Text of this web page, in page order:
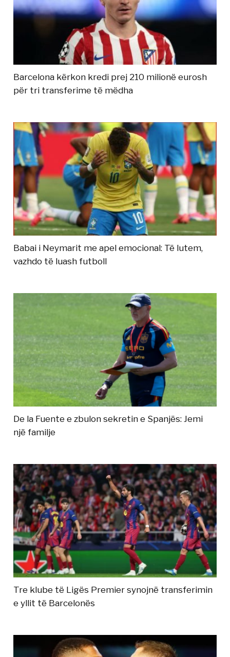
Barcelona kërkon kredi prej 210 milionë eurosh
për tri transferime të mëdha
Babai i Neymarit me apel emocional: Të lutem,
vazhdo të luash futboll
De la Fuente e zbulon sekretin e Spanjës: Jemi
një familje
Tre klube të Ligës Premier synojnë transferimin
e yllit të Barcelonës